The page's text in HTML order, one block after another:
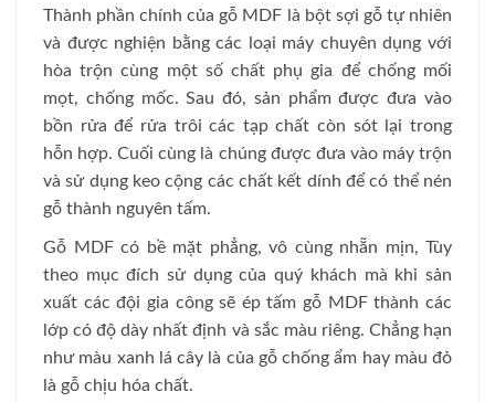
Thành phần chính của gỗ MDF là bột sợi gỗ tự nhiên
và được nghiện bằng các loại máy chuyên dụng với
hòa trộn cùng một số chất phụ gia để chống mối
mọt, chống mốc. Sau đó, sản phẩm được đưa vào
bồn rửa để rửa trôi các tạp chất còn sót lại trong
hỗn hợp. Cuối cùng là chúng được đưa vào máy trộn
và sử dụng keo cộng các chất kết dính để có thể nén
gỗ thành nguyên tấm.
Gỗ MDF có bề mặt phẳng, vô cùng nhẵn mịn, Tùy
theo mục đích sử dụng của quý khách mà khi sản
xuất các đội gia công sẽ ép tấm gỗ MDF thành các
lớp có độ dày nhất định và sắc màu riêng. Chẳng hạn
như màu xanh lá cây là của gỗ chống ẩm hay màu đỏ
là gỗ chịu hóa chất.